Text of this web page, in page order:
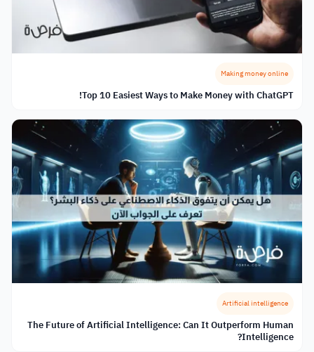
Making money online
Top 10 Easiest Ways to Make Money with ChatGPT!
Artificial intelligence
The Future of Artificial Intelligence: Can It Outperform Human
Intelligence?